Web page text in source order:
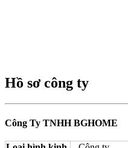
Hồ sơ công ty
Công Ty TNHH BGHOME